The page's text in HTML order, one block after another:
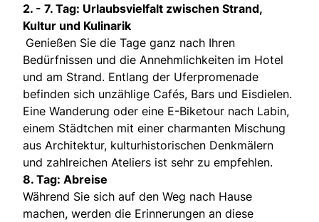
2. - 7. Tag: Urlaubsvielfalt zwischen Strand,
Kultur und Kulinarik
Genießen Sie die Tage ganz nach Ihren
Bedürfnissen und die Annehmlichkeiten im Hotel
und am Strand. Entlang der Uferpromenade
befinden sich unzählige Cafés, Bars und Eisdielen.
Eine Wanderung oder eine E-Biketour nach Labin,
einem Städtchen mit einer charmanten Mischung
aus Architektur, kulturhistorischen Denkmälern
und zahlreichen Ateliers ist sehr zu empfehlen.
8. Tag: Abreise
Während Sie sich auf den Weg nach Hause
machen, werden die Erinnerungen an diese